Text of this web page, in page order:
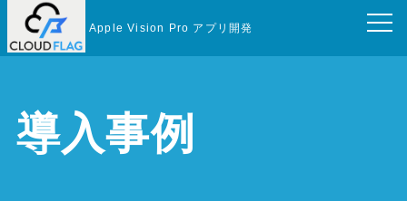
Apple Vision Pro アプリ開発
導入事例